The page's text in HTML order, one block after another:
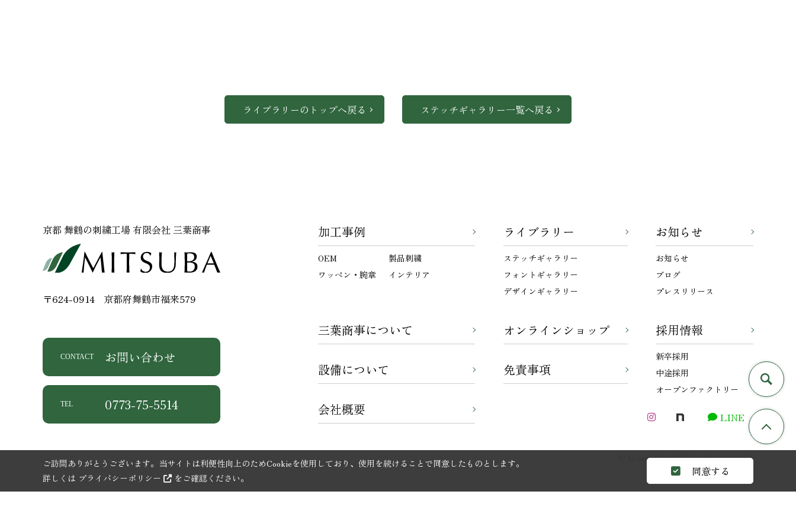
ライブラリーのトップへ戻る ステッチギャラリー一覧へ戻る
京都 舞鶴の刺繍工場 有限会社 三葉商事
〒624-0914 京都府舞鶴市福来579
加工事例
OEM
製品刺繍
ワッペン・腕章
インテリア
ライブラリー
ステッチギャラリー
フォントギャラリー
デザインギャラリー
お知らせ
お知らせ
ブログ
プレスリリース
三葉商事について
設備について
会社概要
オンラインショップ
免責事項
採用情報
新卒採用
中途採用
オープンファクトリー
LINE
CONTACT お問い合わせ
TEL 0773-75-5514
© Mitsuba, Ltd. All rights reserved.
ご訪問ありがとうございます。当サイトは利便性向上のためCookieを使用しており、使用を続けることで同意したものとします。
詳しくは プライバシーポリシー をご確認ください。 同意する